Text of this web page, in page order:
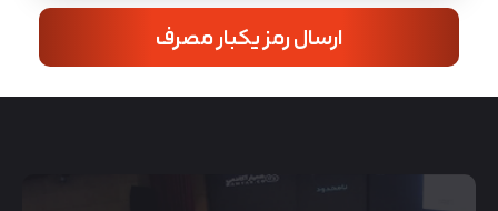
ارسال رمز یکبار مصرف